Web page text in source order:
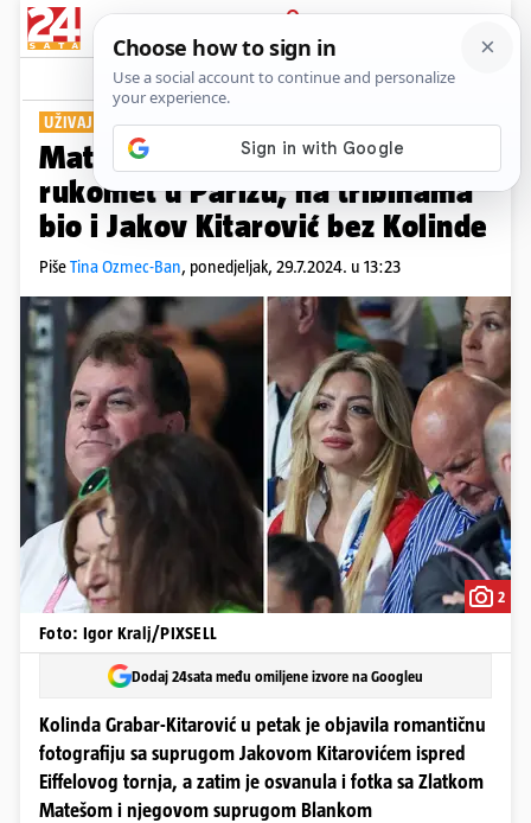
PRIJAVA
Show Komentari
UŽIVAJU NA OLIMPIJSKIM IGRAMA
Mateša i njegova Blanka pratili
rukomet u Parizu, na tribinama
bio i Jakov Kitarović bez Kolinde
PišeTina Ozmec-Ban, ponedjeljak, 29.7.2024. u 13:23
2
Foto: Igor Kralj/PIXSELL
Dodaj 24sata među omiljene izvore na Googleu
Kolinda Grabar-Kitarović u petak je objavila romantičnu
fotografiju sa suprugom Jakovom Kitarovićem ispred
Eiffelovog tornja, a zatim je osvanula i fotka sa Zlatkom
Matešom i njegovom suprugom Blankom